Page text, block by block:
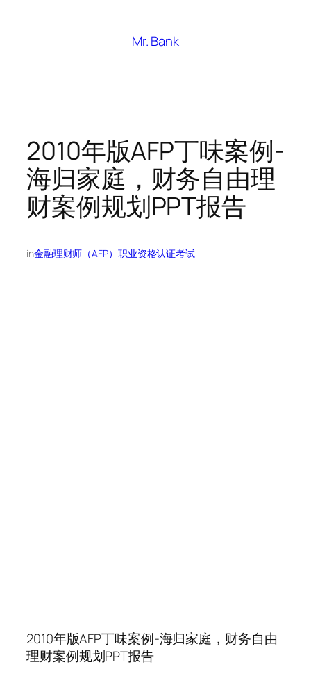
Mr. Bank
2010年版AFP丁味案例-
海归家庭，财务自由理
财案例规划PPT报告
in金融理财师（AFP）职业资格认证考试
2010年版AFP丁味案例-海归家庭，财务自由
理财案例规划PPT报告